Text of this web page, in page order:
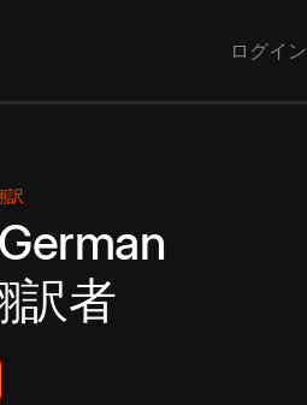
ログイン
訳
German
訳者